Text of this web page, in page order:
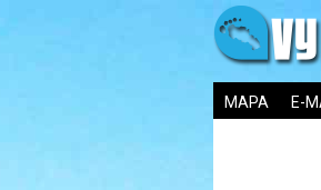
MAPA E-